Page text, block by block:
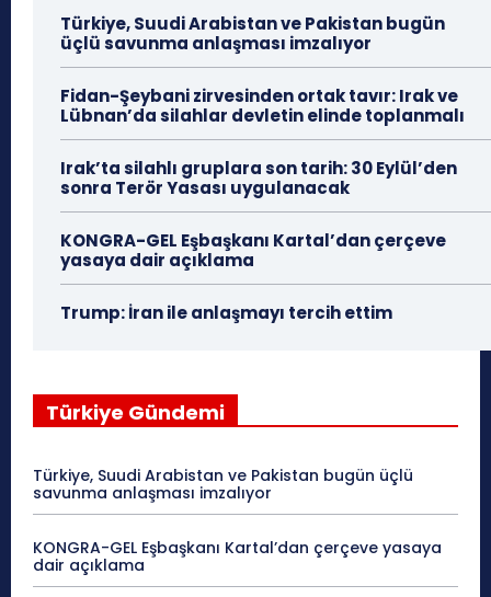
Türkiye, Suudi Arabistan ve Pakistan bugün
üçlü savunma anlaşması imzalıyor
Fidan-Şeybani zirvesinden ortak tavır: Irak ve
Lübnan’da silahlar devletin elinde toplanmalı
Irak’ta silahlı gruplara son tarih: 30 Eylül’den
sonra Terör Yasası uygulanacak
KONGRA-GEL Eşbaşkanı Kartal’dan çerçeve
yasaya dair açıklama
Trump: İran ile anlaşmayı tercih ettim
Türkiye Gündemi
Türkiye, Suudi Arabistan ve Pakistan bugün üçlü
savunma anlaşması imzalıyor
KONGRA-GEL Eşbaşkanı Kartal’dan çerçeve yasaya
dair açıklama